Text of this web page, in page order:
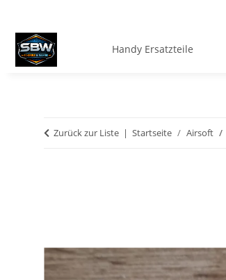
Handy Ersatzteile
Zurück zur Liste Startseite Airsoft